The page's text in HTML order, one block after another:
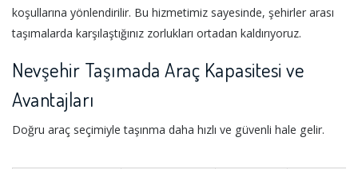
koşullarına yönlendirilir. Bu hizmetimiz sayesinde, şehirler arası
taşımalarda karşılaştığınız zorlukları ortadan kaldırıyoruz.
Nevşehir Taşımada Araç Kapasitesi ve
Avantajları
Doğru araç seçimiyle taşınma daha hızlı ve güvenli hale gelir.